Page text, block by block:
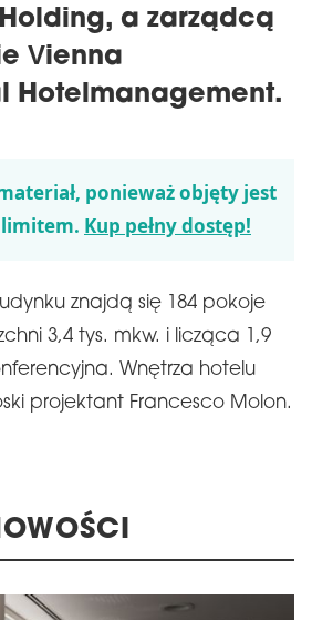
a zarządcą
Vienna
Hotelmanagement.
ponieważ objęty jest
Kup pełny dostęp!
znajdą się 184 pokoje
3,4 tys. mkw. i licząca 1,9
Wnętrza hotelu
projektant Francesco Molon.